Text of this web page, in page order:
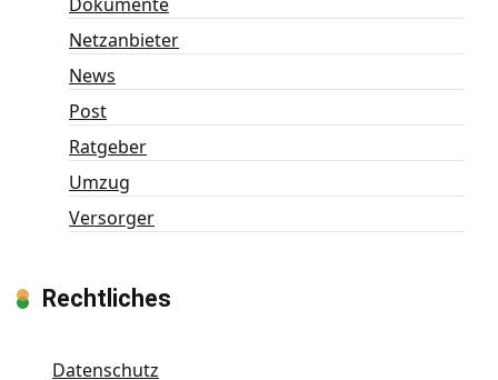
Netzanbieter
News
Post
Ratgeber
Umzug
Versorger
Rechtliches
Datenschutz